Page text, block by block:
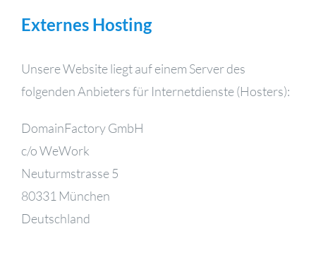
Externes Hosting
Unsere Website liegt auf einem Server des
folgenden Anbieters für Internetdienste (Hosters):
DomainFactory GmbH
c/o WeWork
Neuturmstrasse 5
80331 München
Deutschland